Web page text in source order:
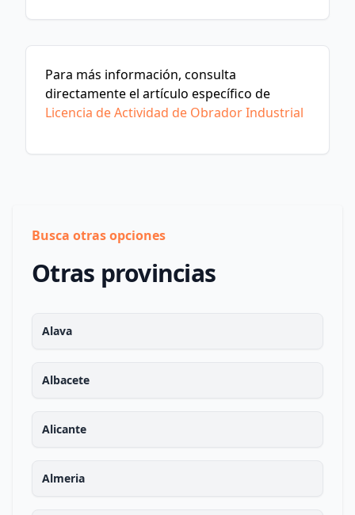
Para más información, consulta
directamente el artículo específico de
Licencia de Actividad de Obrador Industrial
Busca otras opciones
Otras provincias
Alava
Albacete
Alicante
Almeria